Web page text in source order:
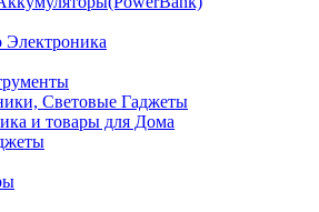
Электроника
Световые Гаджеты
и товары для Дома